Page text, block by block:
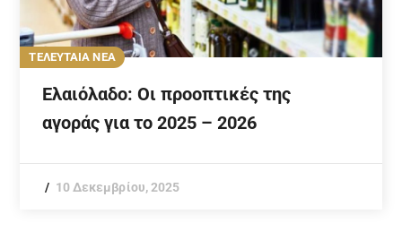
ΤΕΛΕΥΤΑΙΑ ΝΕΑ
Ελαιόλαδο: Οι προοπτικές της
αγοράς για το 2025 – 2026
10 Δεκεμβρίου, 2025